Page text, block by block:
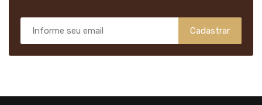
Cadastrar